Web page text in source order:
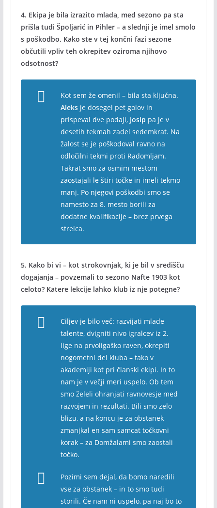
4. Ekipa je bila izrazito mlada, med sezono pa sta
prišla tudi Špoljarić in Pihler – a slednji je imel smolo
s poškodbo. Kako ste v tej končni fazi sezone
občutili vpliv teh okrepitev oziroma njihovo
odsotnost?
Kot sem že omenil – bila sta ključna.
Aleksje dosegel pet golov in
prispeval dve podaji, Josip pa je v
desetih tekmah zadel sedemkrat. Na
žalost se je poškodoval ravno na
odločilni tekmi proti Radomljam.
Takrat smo za osmim mestom
zaostajali le štiri točke in imeli tekmo
manj. Po njegovi poškodbi smo se
namesto za 8. mesto borili za
dodatne kvalifikacije – brez prvega
strelca.
5. Kako bi vi – kot strokovnjak, ki je bil v središču
dogajanja – povzemali to sezono Nafte 1903 kot
celoto? Katere lekcije lahko klub iz nje potegne?
Ciljev je bilo več: razvijati mlade
talente, dvigniti nivo igralcev iz 2.
lige na prvoligaško raven, okrepiti
nogometni del kluba – tako v
akademiji kot pri članski ekipi. In to
nam je v večji meri uspelo. Ob tem
smo želeli ohranjati ravnovesje med
razvojem in rezultati. Bili smo zelo
blizu, a na koncu je za obstanek
zmanjkal en sam samcat točkovni
korak – za Domžalami smo zaostali
točko.
Pozimi sem dejal, da bomo naredili
vse za obstanek – in to smo tudi
storili. Če nam ni uspelo, pa naj bo to